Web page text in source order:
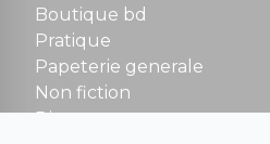
NOUS CONTACTER
contact@la-griffe-
Boutique bd
Pratique
Papeterie generale
Non fiction
Divers